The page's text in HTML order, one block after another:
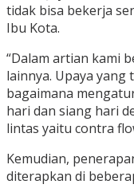
tidak bisa bekerja
Ibu Kota.
“Dalam artian kami
lainnya. Upaya yang
bagaimana
hari dan siang hari
lintas yaitu contra
Kemudian,
diterapkan di